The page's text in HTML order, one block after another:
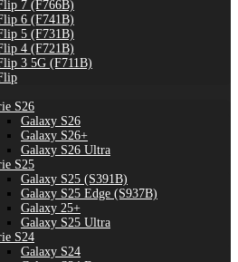
7 (F766B)
6 (F741B)
5 (F731B)
4 (F721B)
3 5G (F711B)
S26
Galaxy S26
Galaxy S26+
Galaxy S26 Ultra
S25
Galaxy S25 (S391B)
Galaxy S25 Edge (S937B)
Galaxy 25+
Galaxy S25 Ultra
S24
Galaxy S24